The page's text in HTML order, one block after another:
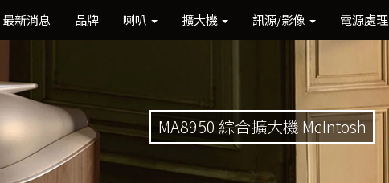
最新消息 品牌 喇叭 擴大機 訊源/影像 電源處理
MA8950 綜合擴大機 McIntosh